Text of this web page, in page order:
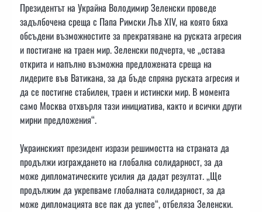
Президентът на Украйна Володимир Зеленски проведе
задълбочена среща с Папа Римски Лъв XIV, на която бяха
обсъдени възможностите за прекратяване на руската агресия
и постигане на траен мир. Зеленски подчерта, че „остава
открита и напълно възможна предложената среща на
лидерите във Ватикана, за да бъде спряна руската агресия и
да се постигне стабилен, траен и истински мир. В момента
само Москва отхвърля тази инициатива, както и всички други
мирни предложения“.
Украинският президент изрази решимостта на страната да
продължи изграждането на глобална солидарност, за да
може дипломатическите усилия да дадат резултат. „Ще
продължим да укрепваме глобалната солидарност, за да
може дипломацията все пак да успее“, отбеляза Зеленски.